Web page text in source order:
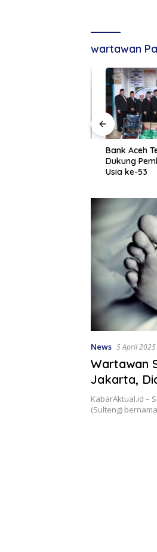
wartawan
Bank Aceh
Dukung
Usia ke-53
News 5 April 2025
Wartawan
Jakarta,
KabarAktual.id –
(Sulteng)